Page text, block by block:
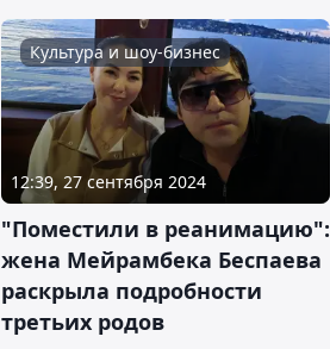
Культура и шоу-бизнес
12:39, 27 сентября 2024
"Поместили в реанимацию":
жена Мейрамбека Беспаева
раскрыла подробности
третьих родов